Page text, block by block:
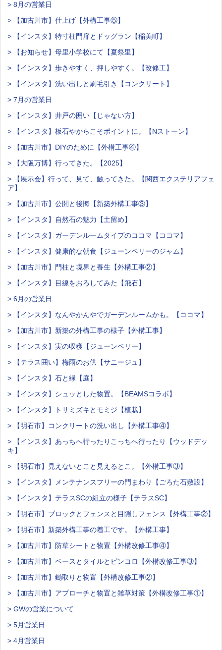
> 8月の営業日
> 【加古川市】仕上げ【外構工事⑤】
> 【インスタ】特寸柱門扉とドッグラン【稲美町】
> 【お知らせ】母里小学校にて【夏祭里】
> 【インスタ】歩きやすく、押しやすく。【改修工】
> 【インスタ】洗い出しと刷毛引き【コンクリート】
> 7月の営業日
> 【インスタ】井戸の囲い【じゃない方】
> 【インスタ】板石やからこそポイントに。【Nストーン】
> 【加古川市】DIYのために【外構工事④】
> 【大阪万博】行ってきた。【2025】
> 【展示会】行って、見て、触ってきた。【関西エクステリアフェ
ア】
> 【加古川市】公開と後悔【新築外構工事③】
> 【インスタ】自然石の魅力【土留め】
> 【インスタ】ガーデンルームタイプのココマ【ココマ】
> 【インスタ】健康的な朝食【ジューンベリーのジャム】
> 【加古川市】門柱と境界と養生【外構工事②】
> 【インスタ】目線をおろしてみた【飛石】
> 6月の営業日
> 【インスタ】なんやかんやでガーデンルームかも。【ココマ】
> 【加古川市】新築の外構工事の様子【外構工事】
> 【インスタ】実の収穫【ジューンベリー】
> 【テラス囲い】梅雨のお供【サニージュ】
> 【インスタ】石と緑【庭】
> 【インスタ】シュッとした物置。【BEAMSコラボ】
> 【インスタ】トサミズキとモミジ【植栽】
> 【明石市】コンクリートの洗い出し【外構工事④】
> 【インスタ】あっちへ行ったりこっちへ行ったり【ウッドデッ
キ】
> 【明石市】見えないとこと見えるとこ。【外構工事③】
> 【インスタ】メンテナンスフリーの門まわり【ごろた石敷設】
> 【インスタ】テラスSCの組立の様子【テラスSC】
> 【明石市】ブロックとフェンスと目隠しフェンス【外構工事②】
> 【明石市】新築外構工事の着工です。【外構工事】
> 【加古川市】防草シートと物置【外構改修工事④】
> 【加古川市】ベースとタイルとピンコロ【外構改修工事③】
> 【加古川市】鋤取りと物置【外構改修工事②】
> 【加古川市】アプローチと物置と雑草対策【外構改修工事①】
> GWの営業について
> 5月営業日
> 4月営業日